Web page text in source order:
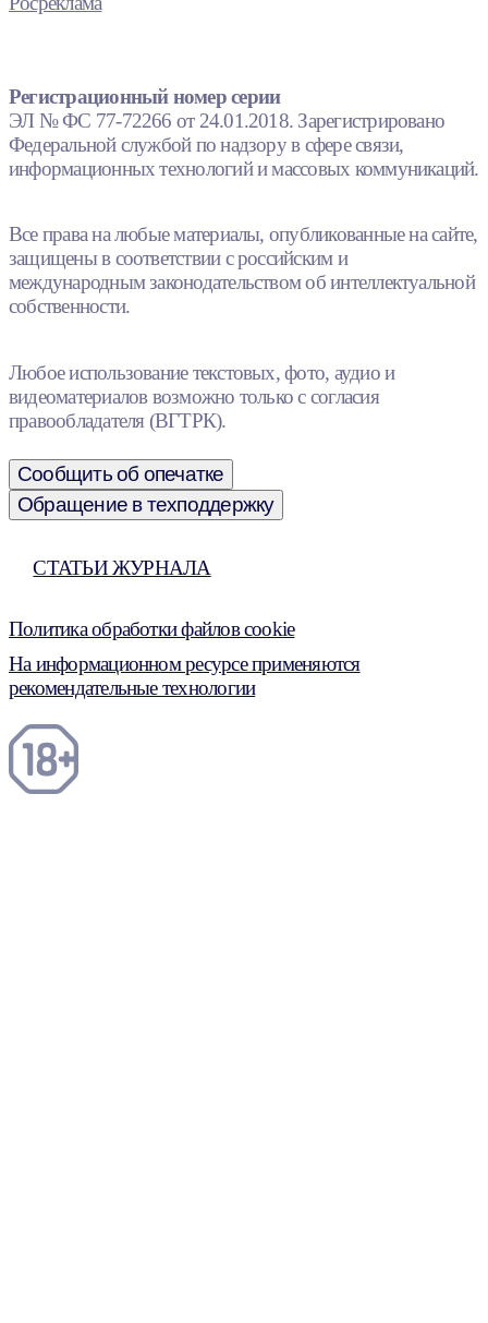
Регистрационный номер серии
ЭЛ № ФС 77-72266 от 24.01.2018. Зарегистрировано
Федеральной службой по надзору в сфере связи,
информационных технологий и массовых коммуникаций.
Все права на любые материалы, опубликованные на сайте,
защищены в соответствии с российским и
международным законодательством об интеллектуальной
собственности.
Любое использование текстовых, фото, аудио и
видеоматериалов возможно только с согласия
правообладателя (ВГТРК).
Сообщить об опечатке
Обращение в техподдержку
СТАТЬИ ЖУРНАЛА
Политика обработки файлов cookie
На информационном ресурсе применяются
рекомендательные технологии